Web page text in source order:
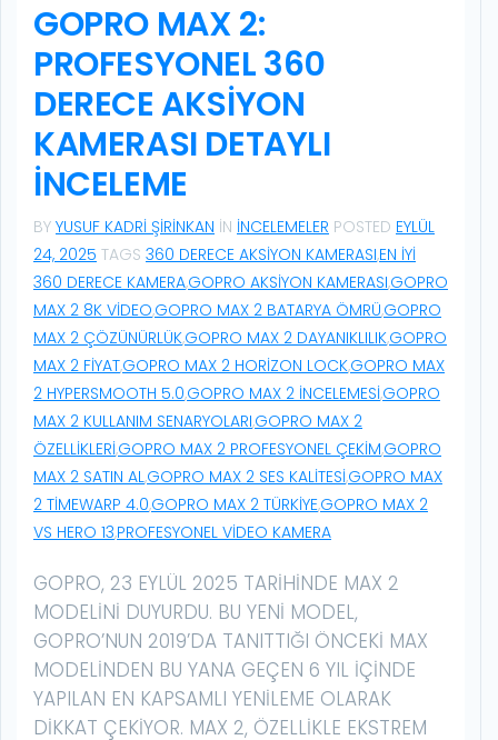
GOPRO MAX 2:
PROFESYONEL 360
DERECE AKSIYON
KAMERASI DETAYLI
İNCELEME
BY YUSUF KADRI ŞIRINKAN IN İNCELEMELER POSTED EYLÜL
24, 2025 TAGS 360 DERECE AKSIYON KAMERASI,EN IYI
360 DERECE KAMERA,GOPRO AKSIYON KAMERASI,GOPRO
MAX 2 8K VIDEO,GOPRO MAX 2 BATARYA ÖMRÜ,GOPRO
MAX 2 ÇÖZÜNÜRLÜK,GOPRO MAX 2 DAYANIKLILIK,GOPRO
MAX 2 FIYAT,GOPRO MAX 2 HORIZON LOCK,GOPRO MAX
2 HYPERSMOOTH 5.0,GOPRO MAX 2 INCELEMESI,GOPRO
MAX 2 KULLANIM SENARYOLARI,GOPRO MAX 2
ÖZELLIKLERI,GOPRO MAX 2 PROFESYONEL ÇEKIM,GOPRO
MAX 2 SATIN AL,GOPRO MAX 2 SES KALITESI,GOPRO MAX
2 TIMEWARP 4.0,GOPRO MAX 2 TÜRKIYE,GOPRO MAX 2
VS HERO 13,PROFESYONEL VIDEO KAMERA
GOPRO, 23 EYLÜL 2025 TARIHINDE MAX 2
MODELINI DUYURDU. BU YENI MODEL,
GOPRO’NUN 2019’DA TANITTIĞI ÖNCEKI MAX
MODELINDEN BU YANA GEÇEN 6 YIL IÇINDE
YAPILAN EN KAPSAMLI YENILEME OLARAK
DIKKAT ÇEKIYOR. MAX 2, ÖZELLIKLE EKSTREM